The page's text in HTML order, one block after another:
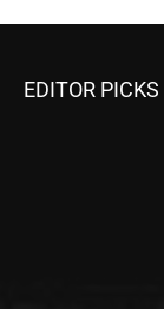
EDITOR PICKS